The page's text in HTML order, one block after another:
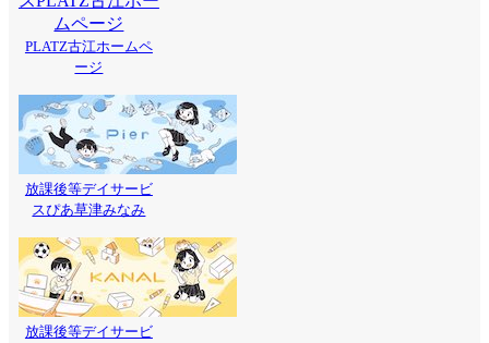
PLATZ古江ホームペ
ージ
放課後等デイサービ
スぴあ草津みなみ
放課後等デイサービ